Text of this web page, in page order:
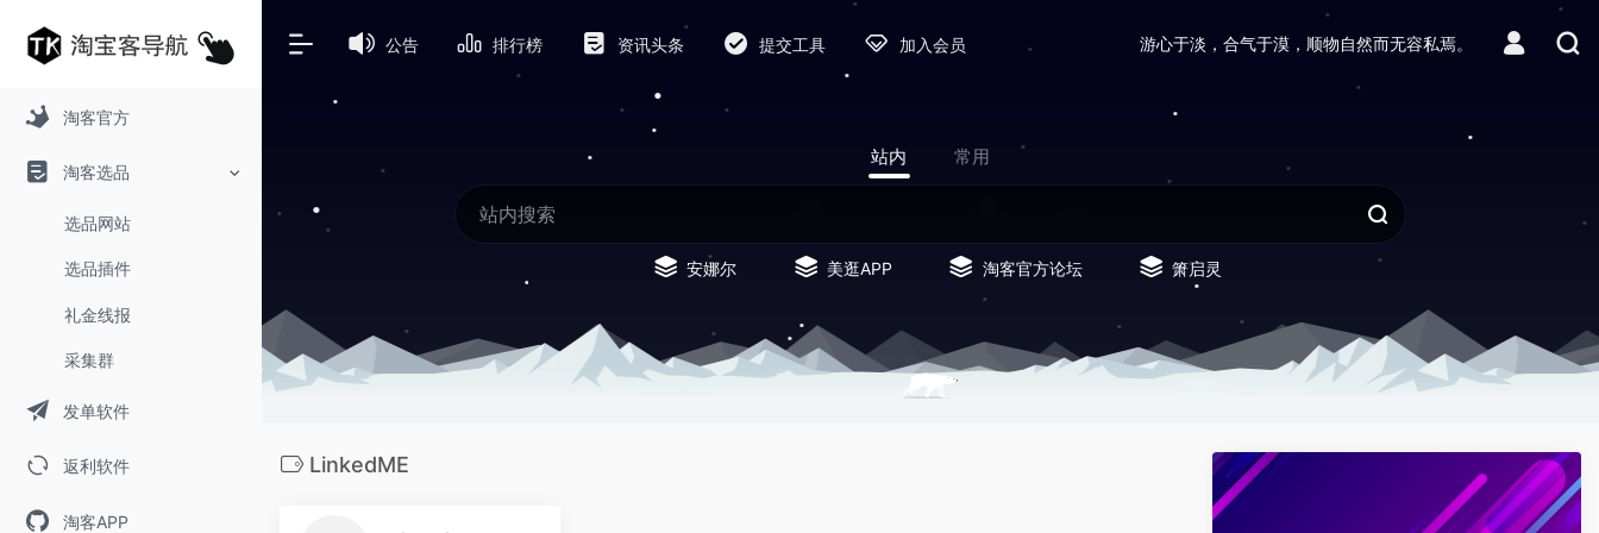
淘客官方
淘客选品
选品网站
选品插件
礼金线报
采集群
发单软件
返利软件
淘客APP
公告 排行榜 资讯头条 提交工具 加入会员 游心于淡，合气于漠，顺物自然而无容私焉。
站内 常用
安娜尔 美逛APP 淘客官方论坛 箫启灵
LinkedME